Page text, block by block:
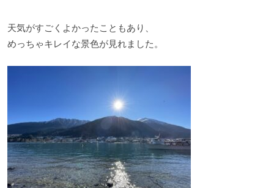
天気がすごくよかったこともあり、
めっちゃキレイな景色が見れました。